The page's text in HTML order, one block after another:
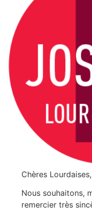
Chères
Nous souhaitons,
remercier très